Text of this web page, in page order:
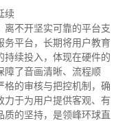
续
离不开坚实可靠的平台支
务平台，长期将用户教育
持续投入，体现在硬件的
障了音画清晰、流程顺
格的审核与把控机制，确
力于为用户提供客观、有
质的坚持，是领峰环球直